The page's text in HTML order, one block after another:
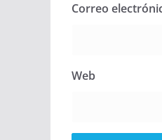
Correo
Web